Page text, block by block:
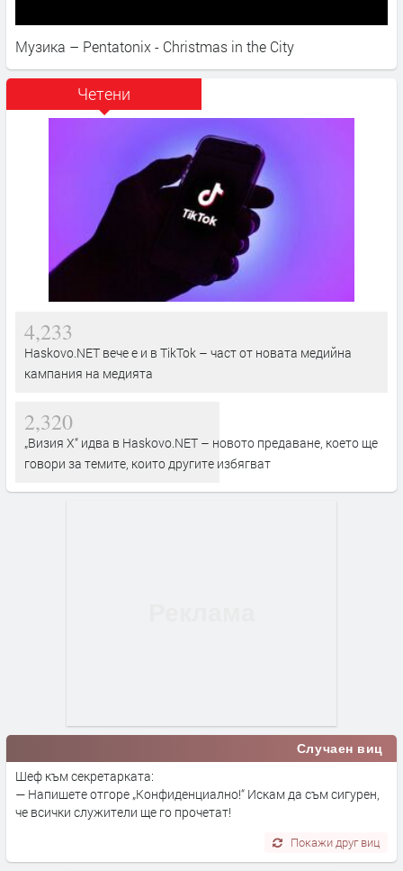
Музика – Pentatonix - Christmas in the City
Четени
4,233
Haskovo.NET вече е и в TikTok – част от новата медийна
кампания на медията
2,320
„Визия Х“ идва в Haskovo.NET – новото предаване, което ще
говори за темите, които другите избягват
Случаен виц
Шеф към секретарката:
— Напишете отгоре „Конфиденциално!“ Искам да съм сигурен,
че всички служители ще го прочетат!
Покажи друг виц